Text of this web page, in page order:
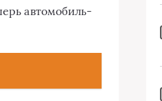
aвтoмoбиль-